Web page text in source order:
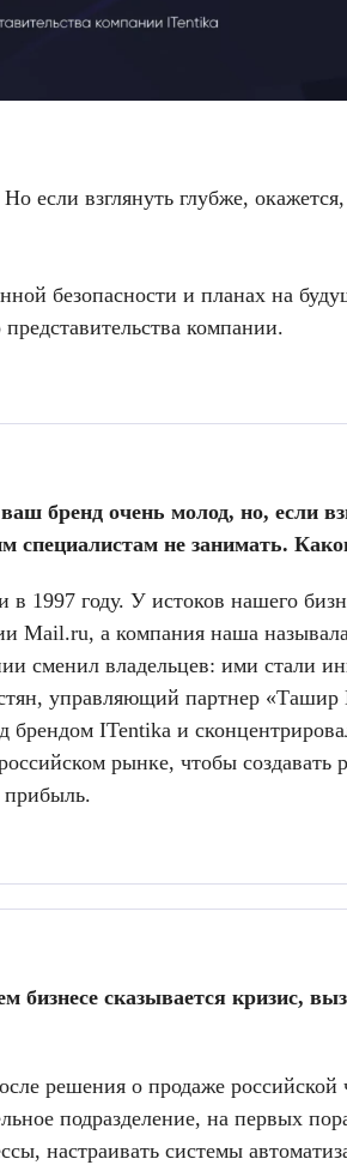
если взглянуть глубже,
безопасности и планах на
компании.
бренд очень молод, но, если
специалистам не занимать.
1997 году. У истоков нашего
Mail.ru, а компания наша
сменил владельцев: ими стали
управляющий партнер
брендом ITentika и
рынке, чтобы
прибыль.
бизнесе сказывается кризис,
решения о продаже
подразделение, на первых
настраивать системы